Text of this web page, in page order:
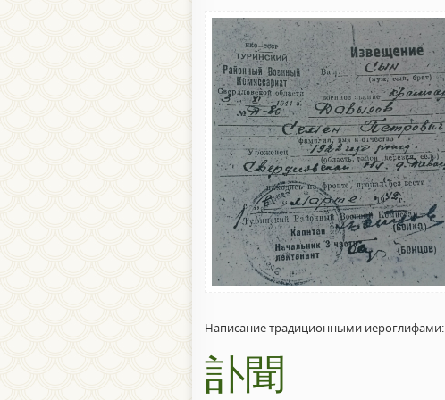
Написание традиционными иероглифами:
訃聞